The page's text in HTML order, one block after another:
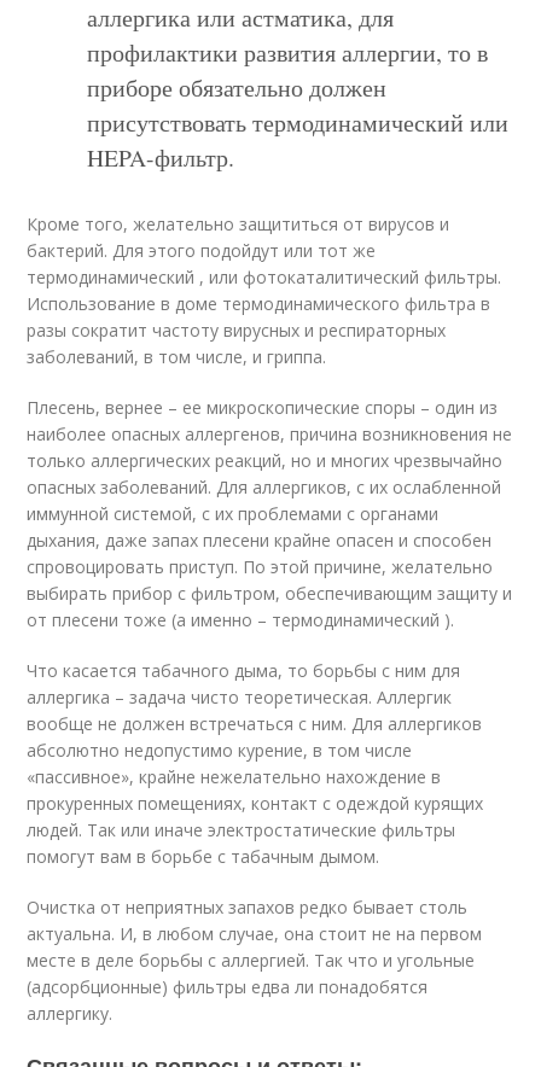
аллергика или астматика, для
профилактики развития аллергии, то в
приборе обязательно должен
присутствовать термодинамический или
HEPA-фильтр.
Кроме того, желательно защититься от вирусов и
бактерий. Для этого подойдут или тот же
термодинамический , или фотокаталитический фильтры.
Использование в доме термодинамического фильтра в
разы сократит частоту вирусных и респираторных
заболеваний, в том числе, и гриппа.
Плесень, вернее – ее микроскопические споры – один из
наиболее опасных аллергенов, причина возникновения не
только аллергических реакций, но и многих чрезвычайно
опасных заболеваний. Для аллергиков, с их ослабленной
иммунной системой, с их проблемами с органами
дыхания, даже запах плесени крайне опасен и способен
спровоцировать приступ. По этой причине, желательно
выбирать прибор с фильтром, обеспечивающим защиту и
от плесени тоже (а именно – термодинамический ).
Что касается табачного дыма, то борьбы с ним для
аллергика – задача чисто теоретическая. Аллергик
вообще не должен встречаться с ним. Для аллергиков
абсолютно недопустимо курение, в том числе
«пассивное», крайне нежелательно нахождение в
прокуренных помещениях, контакт с одеждой курящих
людей. Так или иначе электростатические фильтры
помогут вам в борьбе с табачным дымом.
Очистка от неприятных запахов редко бывает столь
актуальна. И, в любом случае, она стоит не на первом
месте в деле борьбы с аллергией. Так что и угольные
(адсорбционные) фильтры едва ли понадобятся
аллергику.